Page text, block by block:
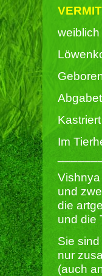
Im
und
die
und die
Sie
nur
(auch